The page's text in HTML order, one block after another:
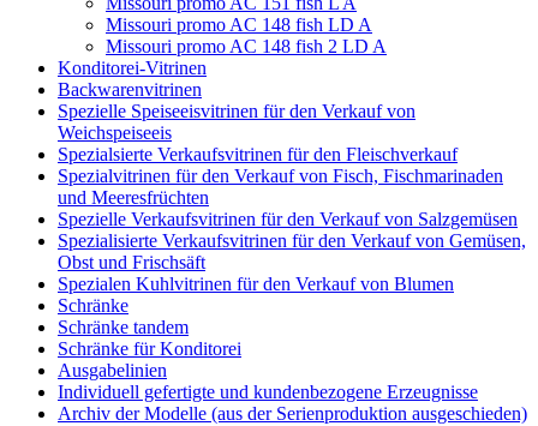
Missouri promo AC 148 fish LD A
Missouri promo AC 148 fish 2 LD A
Konditorei-Vitrinen
Backwarenvitrinen
Spezielle Speiseeisvitrinen für den Verkauf von
Weichspeiseeis
Spezialsierte Verkaufsvitrinen für den Fleischverkauf
Spezialvitrinen für den Verkauf von Fisch, Fischmarinaden
und Meeresfrüchten
Spezielle Verkaufsvitrinen für den Verkauf von Salzgemüsen
Spezialisierte Verkaufsvitrinen für den Verkauf von Gemüsen,
Obst und Frischsäft
Spezialen Kuhlvitrinen für den Verkauf von Blumen
Schränke
Schränke tandem
Schränke für Konditorei
Ausgabelinien
Individuell gefertigte und kundenbezogene Erzeugnisse
Archiv der Modelle (aus der Serienproduktion ausgeschieden)